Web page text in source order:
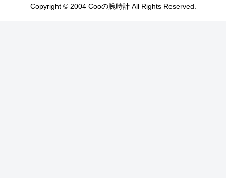
Copyright © 2004 Cooの腕時計 All Rights Reserved.